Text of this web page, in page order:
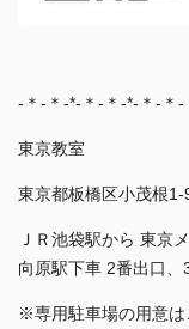
-＊-＊-*-＊-＊-*-＊-＊-
東京教室
東京都板橋区小茂根
ＪＲ池袋駅から 東京
向原駅下車 2番出口
※専用駐車場の用意は